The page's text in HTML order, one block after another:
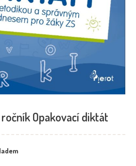
Opakovací diktát